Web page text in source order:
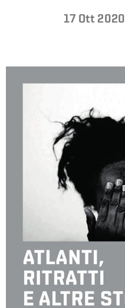
ENGLISH
17 Ott 2020